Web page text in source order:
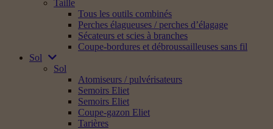
Taille
Tous les outils combinés
Perches élagueuses / perches d’élagage
Sécateurs et scies à branches
Coupe-bordures et débroussailleuses sans fil
Sol
Sol
Atomiseurs / pulvérisateurs
Semoirs Eliet
Semoirs Eliet
Coupe-gazon Eliet
Tarières